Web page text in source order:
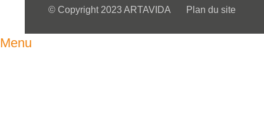
© Copyright 2023 ARTAVIDA Plan du site
Menu